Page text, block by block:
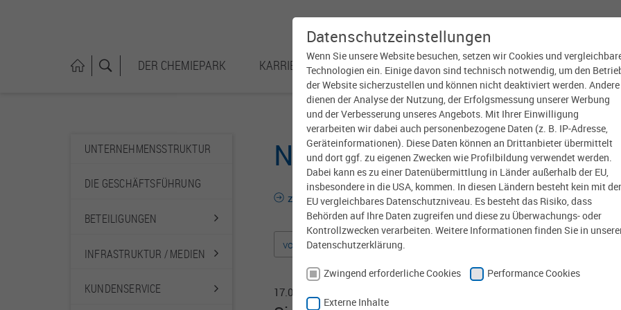
DER CHEMIEPARK KARRIERE DAS UNTERNEHMEN VERANSTALTUNGEN
UN­TER­NEH­MENS­STRUKTUR
DIE GE­SCHÄFTS­FÜHRUNG
BE­TEI­LI­GUNGEN
IN­FRA­STRUKTUR / MEDIEN
KUN­DEN­SERVICE
Newsarchiv
zurück
vorherige 1 2 3
17.09.2025 |
Datenschutzeinstellungen
Wenn Sie unsere Website besuchen, setzen wir Cookies und
Technologien ein. Einige davon sind technisch notwendig, um den
der Website sicherzustellen und können nicht deaktiviert werden. Andere
dienen der Analyse der Nutzung, der Erfolgsmessung unserer Werbung
und der Verbesserung unseres Angebots. Mit Ihrer Einwilligung
verarbeiten wir dabei auch personenbezogene Daten (z. B. IP-Adresse,
Geräteinformationen). Diese Daten können an Drittanbieter übermittelt
und dort ggf. zu eigenen Zwecken wie Profilbildung verwendet werden.
Dabei kann es zu einer Datenübermittlung in Länder außerhalb der EU,
insbesondere in die USA, kommen. In diesen Ländern besteht kein mit der
EU vergleichbares Datenschutzniveau. Es besteht das Risiko, dass
Behörden auf Ihre Daten zugreifen und diese zu Überwachungs- oder
Kontrollzwecken verarbeiten. Weitere Informationen finden Sie in
Datenschutzerklärung.
Zwingend erforderliche Cookies Performance Cookies
Externe Inhalte